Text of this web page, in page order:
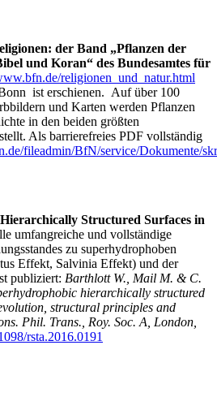
der Band „Pflanzen der
und Koran“ des Bundesamtes für
religionen_und_natur.html
ist erschienen. Auf über 100
und Karten werden Pflanzen
in den beiden größten
Als barrierefreies PDF vollständig
fileadmin/BfN/service/Dokumente/
Structured Surfaces in
umfangreiche und vollständige
zu superhydrophoben
Effekt, Salvinia Effekt) und der
publiziert: Barthlott W., Mail M. & C.
hierarchically structured
structural principles and
Phil. Trans., Roy. Soc. A, London,
rsta.2016.0191